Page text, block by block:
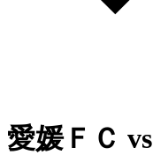
愛媛ＦＣ